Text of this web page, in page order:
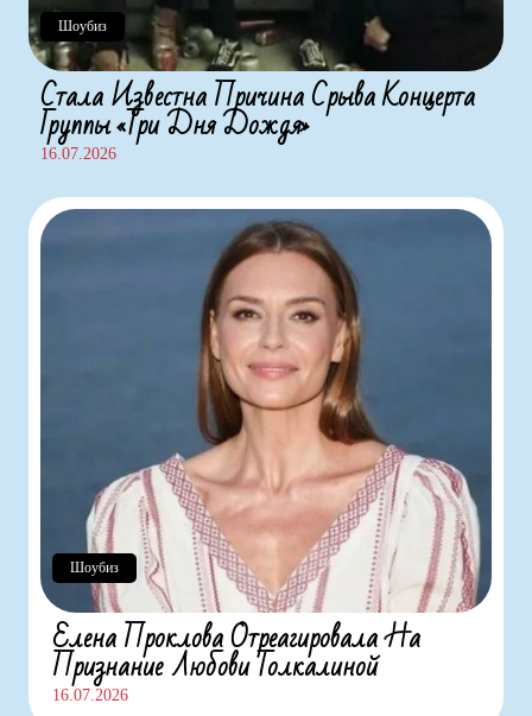
Шоубиз
Стала Известна Причина Срыва Концерта
Группы «Три Дня Дождя»
16.07.2026
Елена Проклова Отреагировала На
Признание Любови Толкалиной
16.07.2026
Шоубиз